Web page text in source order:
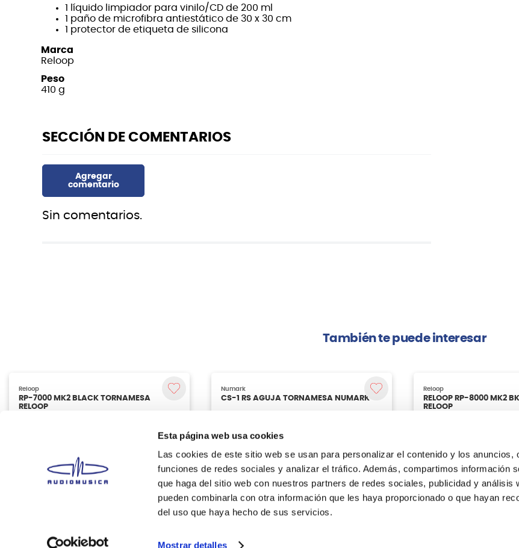
Esta página web usa cookies
Las cookies de este sitio web se usan para personalizar el contenido y los anuncios,
funciones de redes sociales y analizar el tráfico. Además, compartimos información
que haga del sitio web con nuestros partners de redes sociales, publicidad y análisis
pueden combinarla con otra información que les haya proporcionado o que hayan
del uso que haya hecho de sus servicios.
Mostrar detalles
1 líquido limpiador para vinilo/CD de 200 ml
1 paño de microfibra antiestático de 30 x 30 cm
1 protector de etiqueta de silicona
Marca
Reloop
Peso
410 g
Sin comentarios.
También te puede interesar
Numark